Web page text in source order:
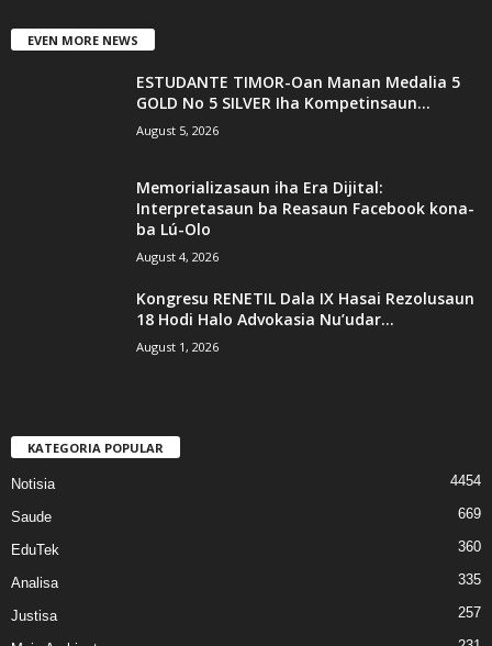
EVEN MORE NEWS
ESTUDANTE TIMOR-Oan Manan Medalia 5
GOLD No 5 SILVER Iha Kompetinsaun...
August 5, 2026
Memorializasaun iha Era Dijital:
Interpretasaun ba Reasaun Facebook kona-
ba Lú-Olo
August 4, 2026
Kongresu RENETIL Dala IX Hasai Rezolusaun
18 Hodi Halo Advokasia Nu’udar...
August 1, 2026
KATEGORIA POPULAR
Notisia 4454
Saude 669
EduTek 360
Analisa 335
Justisa 257